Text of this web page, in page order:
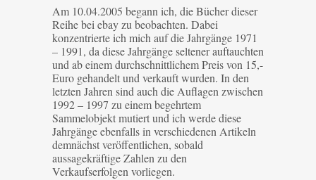
Am 10.04.2005 begann ich, die Bücher dieser
Reihe bei ebay zu beobachten. Dabei
konzentrierte ich mich auf die Jahrgänge 1971
– 1991, da diese Jahrgänge seltener auftauchten
und ab einem durchschnittlichem Preis von 15,-
Euro gehandelt und verkauft wurden. In den
letzten Jahren sind auch die Auflagen zwischen
1992 – 1997 zu einem begehrtem
Sammelobjekt mutiert und ich werde diese
Jahrgänge ebenfalls in verschiedenen Artikeln
demnächst veröffentlichen, sobald
aussagekräftige Zahlen zu den
Verkaufserfolgen vorliegen.